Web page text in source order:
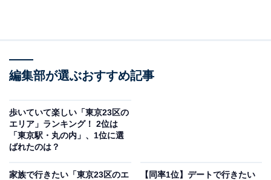
編集部が選ぶおすすめ記事
歩いていて楽しい「東京23区の
エリア」ランキング！ 2位は
「東京駅・丸の内」、1位に選
ばれたのは？
家族で行きたい「東京23区のエ
【同率1位】デートで行きたい